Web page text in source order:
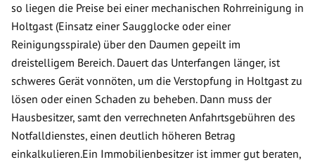
so liegen die Preise bei einer mechanischen Rohrreinigung in
Holtgast (Einsatz einer Saugglocke oder einer
Reinigungsspirale) über den Daumen gepeilt im
dreistelligem Bereich. Dauert das Unterfangen länger, ist
schweres Gerät vonnöten, um die Verstopfung in Holtgast zu
lösen oder einen Schaden zu beheben. Dann muss der
Hausbesitzer, samt den verrechneten Anfahrtsgebühren des
Notfalldienstes, einen deutlich höheren Betrag
einkalkulieren.Ein Immobilienbesitzer ist immer gut beraten,